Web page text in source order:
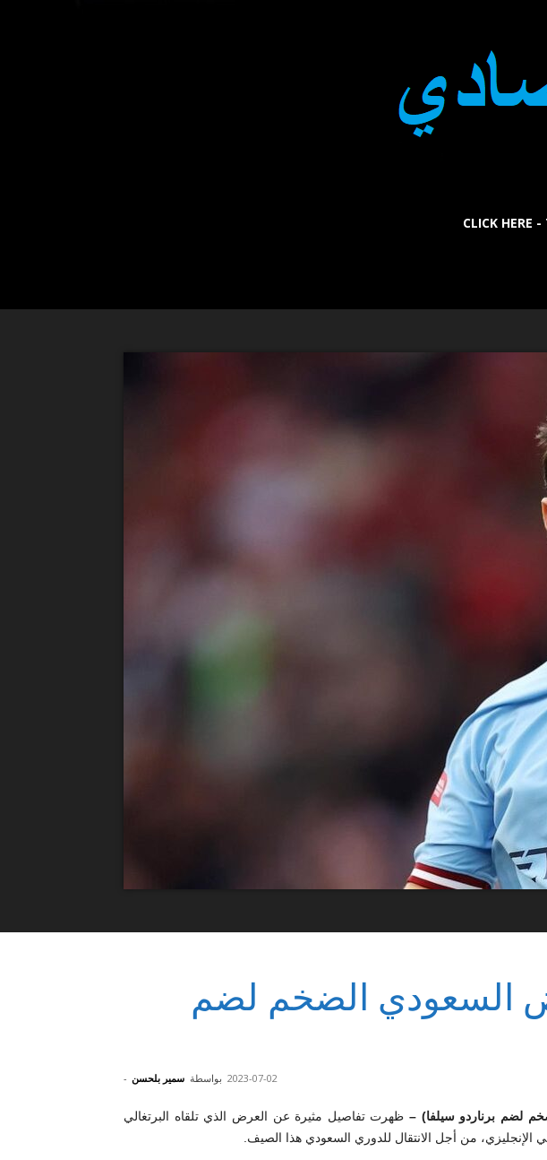
CLICK HERE
السعودي الضخم لضم
بواسطة سمير بلحسن - 2023-07-02
لضم برناردو سيلفا) – ظهرت تفاصيل مثيرة عن العرض الذي تلقاه البرتغالي
الإنجليزي، من أجل الانتقال للدوري السعودي هذا الصيف.